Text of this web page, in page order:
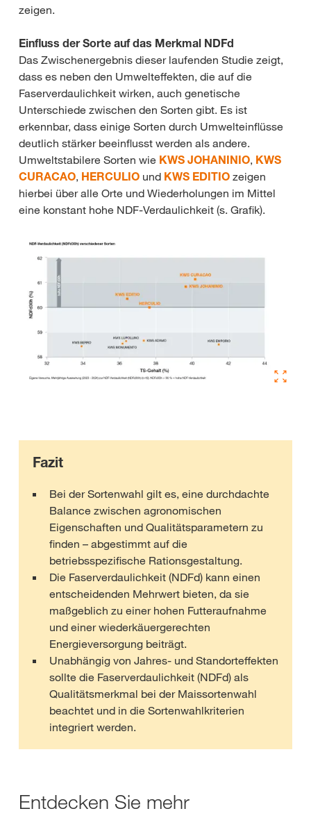
zeigen.
Einfluss der Sorte auf das Merkmal NDFd
Das Zwischenergebnis dieser laufenden Studie zeigt,
dass es neben den Umwelteffekten, die auf die
Faserverdaulichkeit wirken, auch genetische
Unterschiede zwischen den Sorten gibt. Es ist
erkennbar, dass einige Sorten durch Umwelteinflüsse
deutlich stärker beeinflusst werden als andere.
Umweltstabilere Sorten wie KWS JOHANINIO, KWS
CURACAO, HERCULIO und KWS EDITIO zeigen
hierbei über alle Orte und Wiederholungen im Mittel
eine konstant hohe NDF-Verdaulichkeit (s. Grafik).
Fazit
Bei der Sortenwahl gilt es, eine durchdachte
Balance zwischen agronomischen
Eigenschaften und Qualitätsparametern zu
finden – abgestimmt auf die
betriebsspezifische Rationsgestaltung.
Die Faserverdaulichkeit (NDFd) kann einen
entscheidenden Mehrwert bieten, da sie
maßgeblich zu einer hohen Futteraufnahme
und einer wiederkäuergerechten
Energieversorgung beiträgt.
Unabhängig von Jahres- und Standorteffekten
sollte die Faserverdaulichkeit (NDFd) als
Qualitätsmerkmal bei der Maissortenwahl
beachtet und in die Sortenwahlkriterien
integriert werden.
Entdecken Sie mehr